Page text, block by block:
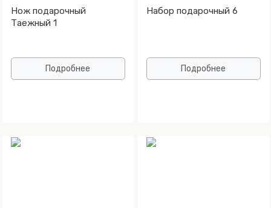
Нож подарочный
Таежный 1
Подробнее
Набор подарочный 6
Подробнее